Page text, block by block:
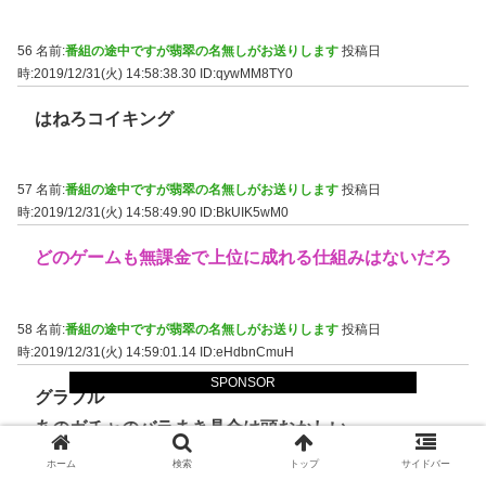
SPONSOR
56 名前:番組の途中ですが翡翠の名無しがお送りします 投稿日
時:2019/12/31(火) 14:58:38.30 ID:qywMM8TY0
はねろコイキング
57 名前:番組の途中ですが翡翠の名無しがお送りします 投稿日
時:2019/12/31(火) 14:58:49.90 ID:BkUIK5wM0
どのゲームも無課金で上位に成れる仕組みはないだろ
58 名前:番組の途中ですが翡翠の名無しがお送りします 投稿日
時:2019/12/31(火) 14:59:01.14 ID:eHdbnCmuH
グラブル
あのガチャのバラまき具合は頭おかしい
ホーム 検索 トップ サイドバー